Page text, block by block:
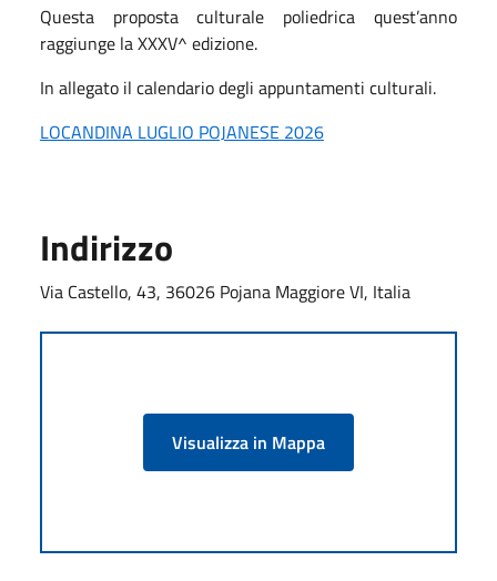
Questa proposta culturale poliedrica quest’anno
raggiunge la XXXV^ edizione.
In allegato il calendario degli appuntamenti culturali.
LOCANDINA LUGLIO POJANESE 2026
Indirizzo
Via Castello, 43, 36026 Pojana Maggiore VI, Italia
Visualizza in Mappa